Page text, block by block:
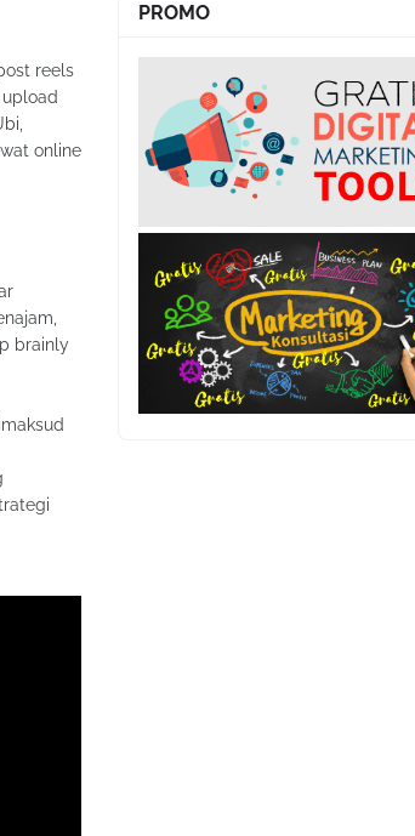
reels
online
brainly
PROMO